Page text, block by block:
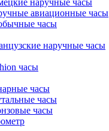
наручные часы
авиационные часы
часы
наручные часы
часы
часы
часы
часы